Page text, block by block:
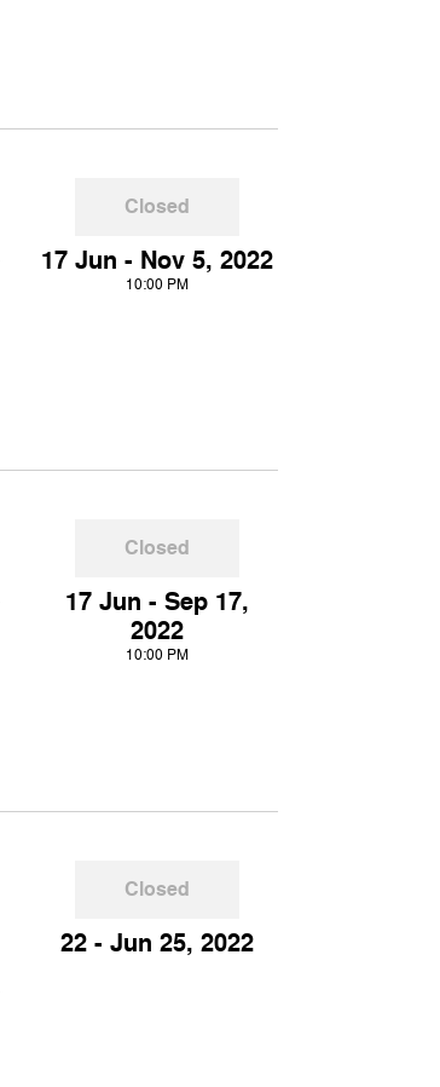
17 Jun - Nov 5, 2022
10:00 PM
Closed
17 Jun - Sep 17,
2022
10:00 PM
Closed
22 - Jun 25, 2022
Closed